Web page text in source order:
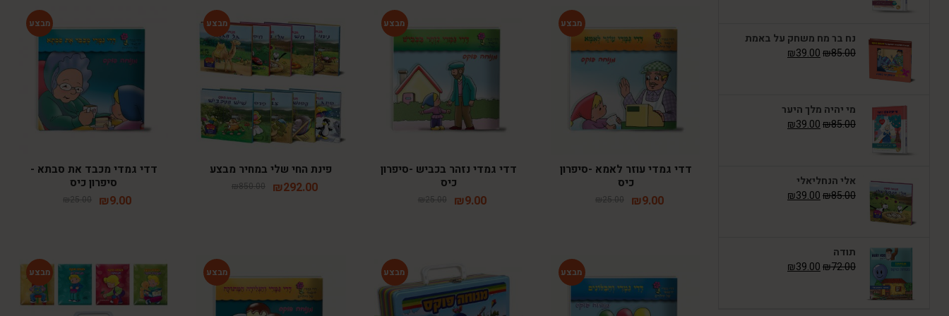
נח בר מח משחק על באמת
₪85.00
₪39.00
מי יהיה מלך היער
₪85.00
₪39.00
אלי הנחליאלי
₪85.00
₪39.00
תודה
₪72.00
₪39.00
-64%
דדי גמדי עוזר לאמא -סיפרון
כיס
₪25.00 ₪9.00
-64%
דדי גמדי נזהר בכביש -סיפרון
כיס
₪25.00 ₪9.00
-66%
פינת החי שלי במחיר מבצע
₪850.00 ₪292.00
-64%
דדי גמדי מכבד את סבתא -
סיפרון כיס
₪25.00 ₪9.00
-64%
-48%
-64%
-48%